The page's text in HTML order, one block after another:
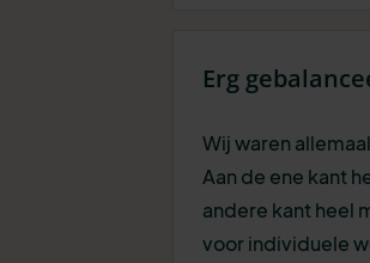
Erg
Wij waren
Aan de ene kant
andere kant heel
voor individuele